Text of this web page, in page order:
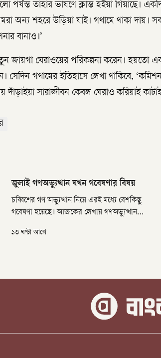
পর্যন্ত তাহার ভাষণে ক্লান্ত হইয়া গিয়াছে।
অন্য শহরে উড়িয়া যাই। গথামে থাকা দায়।
বানাও।’
জায়গা ঘেরাওয়ের পরিকল্পনা করেন। হয়তো
সেদিন গথামের ইতিহাসে লেখা থাকিবে,
দাঁড়াইয়া সারাজীবন কেবল ঘেরাও করিয়াই
জুলাই গণঅভ্যুত্থান যখন গবেষণার বিষয়
চব্বিশের গণ অভ্যুত্থান নিয়ে এরই মধ্যে বেশকিছু
গবেষণা হয়েছে। আজকের লেখায় গণঅভ্যুত্থান
গবেষণাগুলোতে এই গণঅভ্যুত্থানকে তিনটি ভিন্ন
১৩ ঘণ্টা আগে